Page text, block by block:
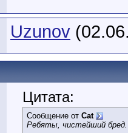
Uzunov
Цитата:
Сообщение от Cat
Ребяты, чистейший